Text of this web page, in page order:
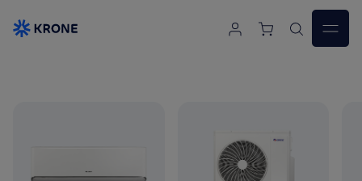
Zum Hauptinhalt springen